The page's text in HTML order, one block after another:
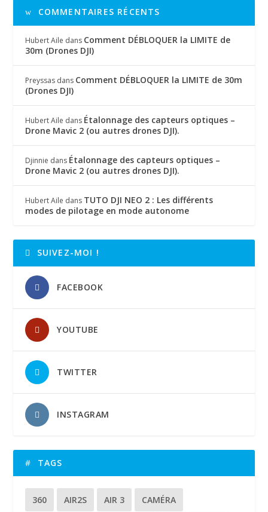
COMMENTAIRES RÉCENTS
Hubert Aile dans Comment DÉBLOQUER la LIMITE de
30m (Drones DJI)
Preyssas dans Comment DÉBLOQUER la LIMITE de 30m
(Drones DJI)
Hubert Aile dans Étalonnage des capteurs optiques –
Drone Mavic 2 (ou autres drones DJI).
Djinnie dans Étalonnage des capteurs optiques –
Drone Mavic 2 (ou autres drones DJI).
Hubert Aile dans TUTO DJI NEO 2 : Les différents
modes de pilotage en mode autonome
SUIVEZ-MOI !
FACEBOOK
YOUTUBE
TWITTER
INSTAGRAM
TAGS
360 AIR2S AIR 3 CAMÉRA